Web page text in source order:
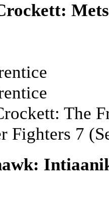
The
Fighters 7